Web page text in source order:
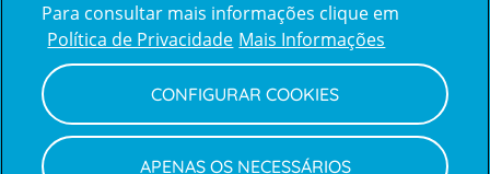
Reclamações
e
elogios
Política de Privacidade e Cookies
Termos e Condições
Para consultar mais informações clique em
Política de Privacidade Mais Informações
CONFIGURAR COOKIES
APENAS OS NECESSÁRIOS